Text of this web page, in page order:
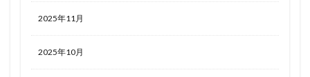
2025年11月
2025年10月